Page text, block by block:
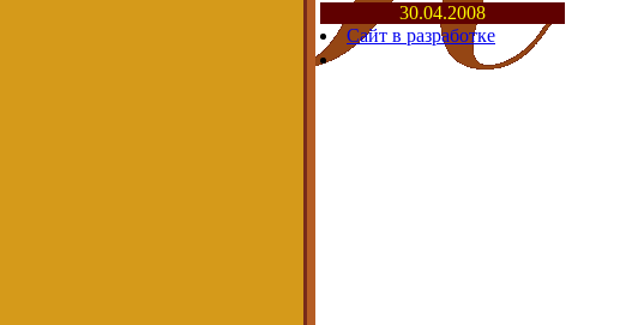
30.04.2008
Сайт в разработке